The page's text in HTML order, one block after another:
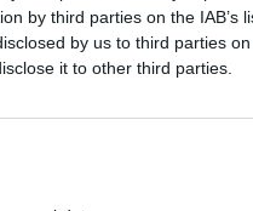
by third parties on the IAB’s
by us to third parties
it to other third parties.
ai risultati delle gare di “playoff”
graduatoria - Atletico Maddalena,
il Golfo Aranci colpisce